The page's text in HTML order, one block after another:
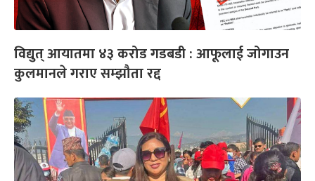
विद्युत् आयातमा ४३ करोड गडबडी : आफूलाई जोगाउन
कुलमानले गराए सम्झौता रद्द